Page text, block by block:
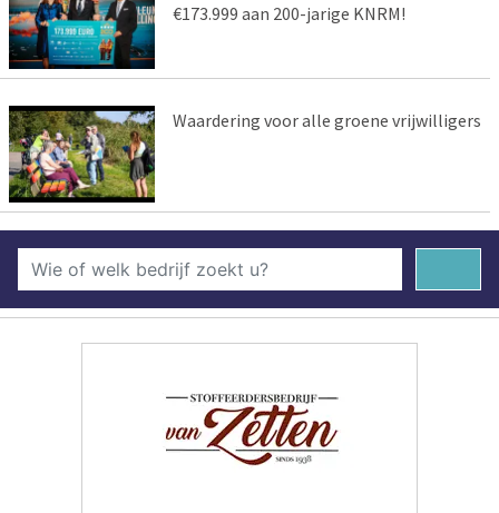
€173.999 aan 200-jarige KNRM!
Waardering voor alle groene vrijwilligers